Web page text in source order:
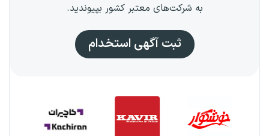
به شرکت‌های معتبر کشور بپیوندید.
ثبت آگهی استخدام